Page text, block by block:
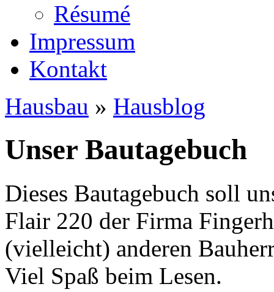
Ré­su­mé
Impressum
Kontakt
Hausbau » Hausblog
Unser Bautagebuch
Dieses Bautagebuch soll
Flair 220 der Firma
(vielleicht) anderen
Viel Spaß beim Lesen.